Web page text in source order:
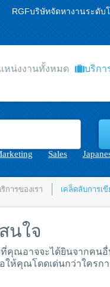
RGFบริษัทจัดหางานระดั
หน่งงานทั้งหมด บริกา
Sales
การของเรา เคล็ดลับการเขี
นใจ
คุณอาจจะได้ยินจากค
คุณโดดเด่นกว่าใครก